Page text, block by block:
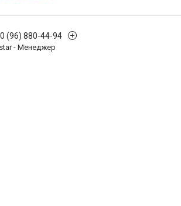
(96) 880-44-94
- Менеджер